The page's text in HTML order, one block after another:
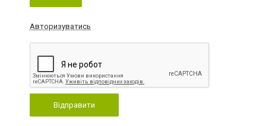
Авторизуватись
Відправити